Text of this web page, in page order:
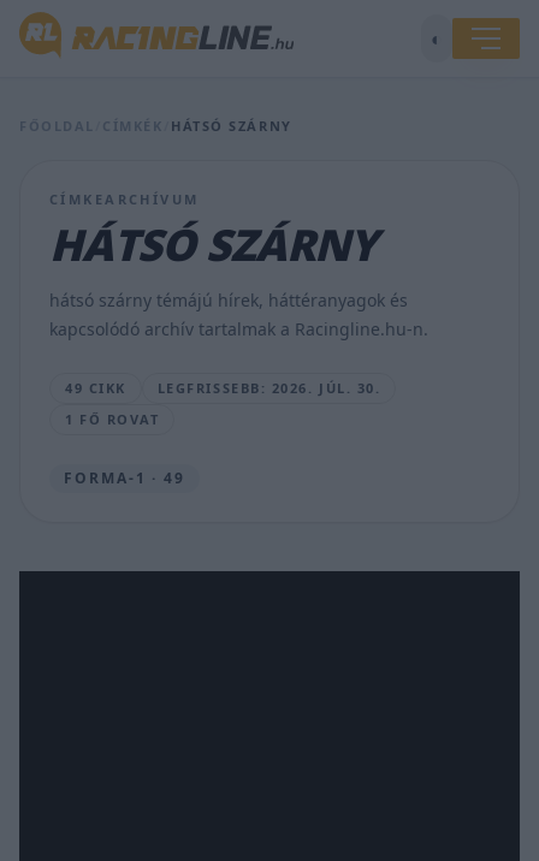
◐
FŐOLDAL CÍMKÉK HÁTSÓ SZÁRNY
CÍMKEARCHÍVUM
HÁTSÓ SZÁRNY
hátsó szárny témájú hírek, háttéranyagok és
kapcsolódó archív tartalmak a Racingline.hu-n.
49 CIKK
LEGFRISSEBB: 2026. JÚL. 30.
1 FŐ ROVAT
FORMA-1 · 49
Hazai
pályán
büntethetik
de
szempontból
sem
lenne
baj
számára
2026.